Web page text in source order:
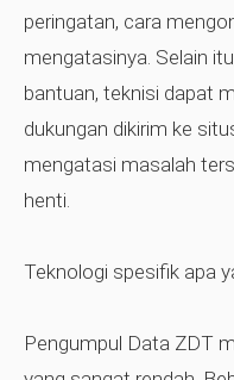
peringatan, cara
mengatasinya. Selain
bantuan, teknisi dapat
dukungan dikirim ke
mengatasi masalah
henti.
Teknologi spesifik apa
Pengumpul Data ZDT